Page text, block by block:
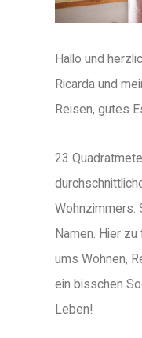
Hallo und
Ricarda und
Reisen, gutes
23
Wohnzimmers.
Namen. Hier
ums Wohnen,
ein bisschen
Leben!